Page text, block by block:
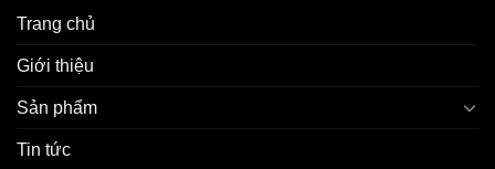
Trang chủ
Giới thiệu
Sản phẩm
Tin tức